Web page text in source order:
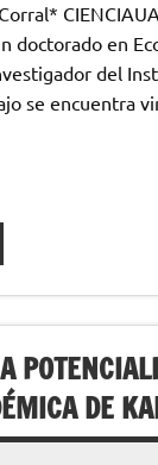
doctorado en
del
se encuentra
DE